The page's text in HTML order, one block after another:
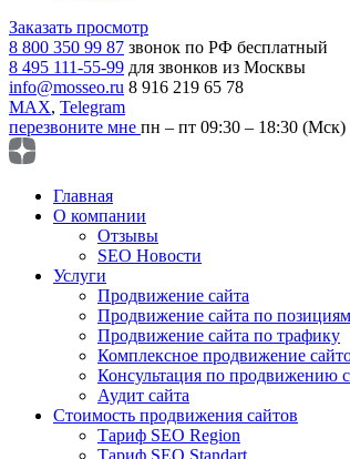
Заказать просмотр
8 800 350 99 87 звонок по РФ бесплатный
8 495 111-55-99 для звонков из Москвы
info@mosseo.ru 8 916 219 65 78
MAX, Telegram
перезвоните мне пн – пт 09:30 – 18:30 (Мск)
Главная
О компании
Отзывы
SEO Новости
Услуги
Продвижение сайта
Продвижение сайта по позициям
Продвижение сайта по трафику
Комплексное продвижение
Консультация по продвижению
Аудит сайта
Стоимость продвижения сайтов
Тариф SEO Region
Тариф SEO Standart